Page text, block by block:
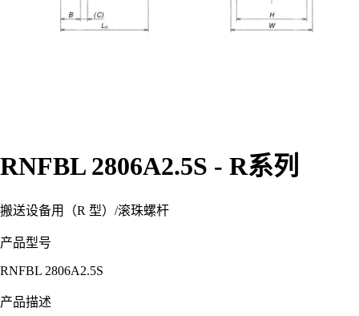
RNFBL 2806A2.5S - R系列
搬送设备用（R 型） /滚珠螺杆
产品型号
RNFBL 2806A2.5S
产品描述